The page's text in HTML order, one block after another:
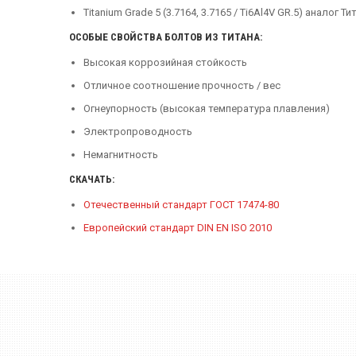
Titanium Grade 5 (3.7164, 3.7165 / Ti6Al4V GR.5) аналог
ОСОБЫЕ СВОЙСТВА БОЛТОВ ИЗ ТИТАНА:
Высокая коррозийная стойкость
Отличное соотношение прочность / вес
Огнеупорность (высокая температура плавления)
Электропроводность
Немагнитность
СКАЧАТЬ:
Отечественный стандарт ГОСТ 17474-80
Европейский стандарт DIN EN ISO 2010